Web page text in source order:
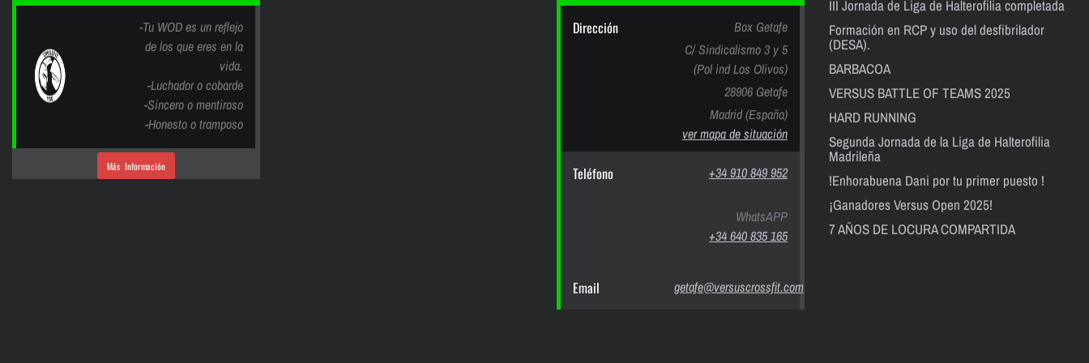
-Tu WOD es un reflejo
de los que eres en la
vida.
-Luchador o cobarde
-Sincero o mentiroso
-Honesto o tramposo
Más Información
Dirección
Box Getafe
C/ Sindicalismo 3 y 5
(Pol ind Los Olivos)
28906 Getafe
Madrid (España)
ver mapa de situación
Teléfono +34 910 849 952
WhatsAPP
+34 640 835 165
Email getafe@versuscrossfit.com
III Jornada de Liga de Halterofilia completada
Formación en RCP y uso del desfibrilador
(DESA).
BARBACOA
VERSUS BATTLE OF TEAMS 2025
HARD RUNNING
Segunda Jornada de la Liga de Halterofilia
Madrileña
!Enhorabuena Dani por tu primer puesto !
¡Ganadores Versus Open 2025!
7 AÑOS DE LOCURA COMPARTIDA